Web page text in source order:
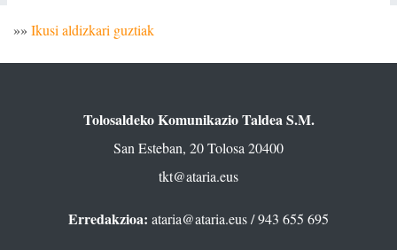
»» Ikusi aldizkari guztiak
Tolosaldeko Komunikazio Taldea S.M.
San Esteban, 20 Tolosa 20400
tkt@ataria.eus
Erredakzioa: ataria@ataria.eus/ 943 655 695